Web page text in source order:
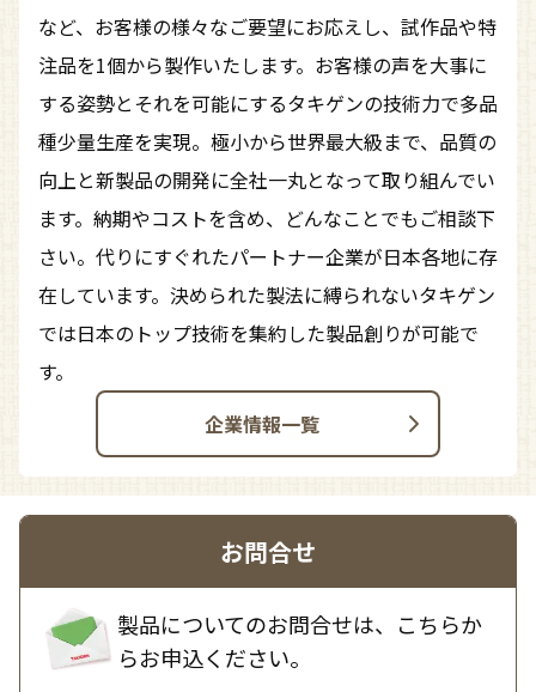
など、お客様の様々なご要望にお応えし、試作品や特
注品を1個から製作いたします。お客様の声を大事に
する姿勢とそれを可能にするタキゲンの技術力で多品
種少量生産を実現。極小から世界最大級まで、品質の
向上と新製品の開発に全社一丸となって取り組んでい
ます。納期やコストを含め、どんなことでもご相談下
さい。代りにすぐれたパートナー企業が日本各地に存
在しています。決められた製法に縛られないタキゲン
では日本のトップ技術を集約した製品創りが可能で
す。
企業情報一覧
お問合せ
製品についてのお問合せは、こちらか
らお申込ください。